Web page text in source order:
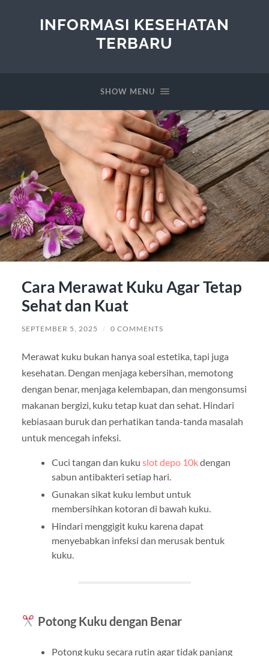
INFORMASI KESEHATAN
TERBARU
SHOW MENU
Cara Merawat Kuku Agar Tetap
Sehat dan Kuat
SEPTEMBER 5, 2025 / 0 COMMENTS
Merawat kuku bukan hanya soal estetika, tapi juga
kesehatan. Dengan menjaga kebersihan, memotong
dengan benar, menjaga kelembapan, dan mengonsumsi
makanan bergizi, kuku tetap kuat dan sehat. Hindari
kebiasaan buruk dan perhatikan tanda-tanda masalah
untuk mencegah infeksi.
Cuci tangan dan kuku slot depo 10kdengan
sabun antibakteri setiap hari.
Gunakan sikat kuku lembut untuk
membersihkan kotoran di bawah kuku.
Hindari menggigit kuku karena dapat
menyebabkan infeksi dan merusak bentuk
kuku.
Potong Kuku dengan Benar
Potong kuku secara rutin agar tidak panjang